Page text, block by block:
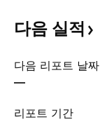
다음 실적
다음 리포트 날짜
—
리포트 기간